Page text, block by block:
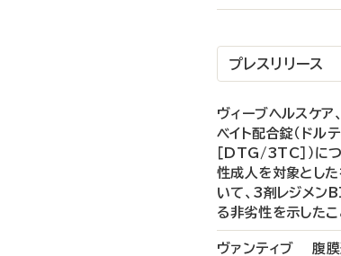
プレスリリース
ヴィーブヘルスケア
ベイト配合錠（ドル
［DTG/3TC］）に
性成人を対象とし
いて、3剤レジメ
る非劣性を示した
ヴァンティブ 腹膜